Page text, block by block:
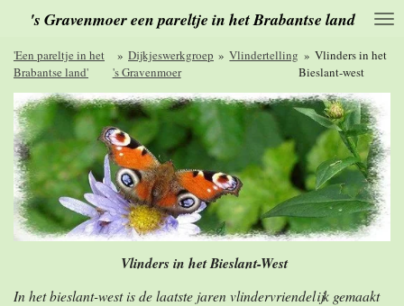
naar
de
's Gravenmoer een pareltje in het Brabantse land
'Een pareltje in het
Brabantse land'
» Dijkjeswerkgroep
's Gravenmoer
» Vlindertelling » Vlinders in het
Bieslant-west
Vlinders in het Bieslant-West
In het bieslant-west is de laatste jaren vlindervriendelijk gemaakt